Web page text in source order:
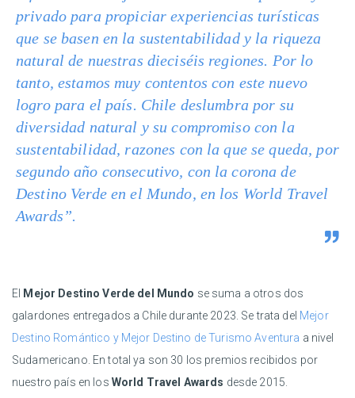
privado para propiciar experiencias turísticas
que se basen en la sustentabilidad y la riqueza
natural de nuestras dieciséis regiones. Por lo
tanto, estamos muy contentos con este nuevo
logro para el país. Chile deslumbra por su
diversidad natural y su compromiso con la
sustentabilidad, razones con la que se queda, por
segundo año consecutivo, con la corona de
Destino Verde en el Mundo, en los World Travel
Awards”.
El Mejor Destino Verde del Mundo se suma a otros dos
galardones entregados a Chile durante 2023. Se trata del Mejor
Destino Romántico y Mejor Destino de Turismo Aventura a nivel
Sudamericano. En total ya son 30 los premios recibidos por
nuestro país en los World Travel Awards desde 2015.